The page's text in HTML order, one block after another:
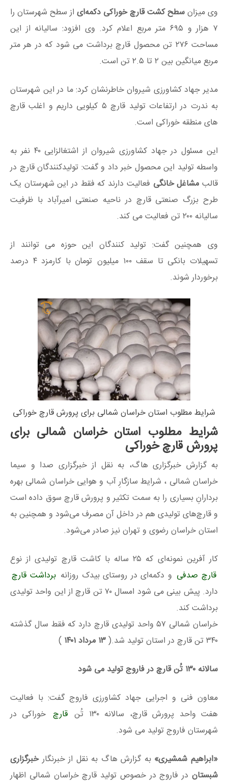
وی میزانسطح کشت قارچ خوراکی دکمه‌ای از سطح شهرستان را
۷ هزار و ۶۹۵ متر مربع اعلام کرد. وی افزود: سالیانه از این
مساحت ۲۷۶ تن محصول قارچ برداشت می شود که در هر متر
مربع میانگین بین ۲ تا ۲.۵ تن است.
مدیر جهاد کشاورزی شیروان خاطرنشان کرد: ما در این شهرستان
به ندرت در ارتفاعات تولید قارچ ۵ کیلویی داریم و اغلب قارچ
های منطقه خوراکی است.
این مسئول در جهاد کشاورزی شیروان از اشتغالزایی ۴۰ نفر به
واسطه تولید این محصول خبر داد و گفت: تولیدکنندگان قارچ در
قالبمشاغل خانگی فعالیت دارند که فقط در این شهرستان یک
طرح بزرگ صنعتی قارچ در ناحیه صنعتی امیرآباد با ظرفیت
سالیانه ۲۰۰ تن فعالیت می کند.
وی همچنین گفت: تولید کنندگان این حوزه می توانند از
تسهیلات بانکی تا سقف ۱۰۰ میلیون تومان با کارمزد ۴ درصد
برخوردار شوند.
شرایط مطلوب استان خراسان شمالی برای پرورش قارچ خوراکی
شرایط مطلوب استان خراسان شمالی برای
پرورش قارچ خوراکی
به گزارش خبرگزاری هاگ، به نقل از خبرگزاری صدا و سیما
خراسان شمالی ، شرایط سازگارِ آب و هوایی خراسان شمالی بهره
بردارانِ بسیاری را به سمت تکثیر و پرورش قارچ سوق داده است
و قارچ‌های تولیدی هم در داخل آن مصرف می‌شود و همچنین به
استان خراسان رضوی و تهران نیز صادر می‌شود.
کار آفرین نمونه‌ای که ۲۵ ساله با کاشت قارچ تولیدی از نوع
قارچ صدفی و دکمه‌ای در روستای بیدک روزانه برداشت قارچ
دارد. پیش بینی می شود امسال ۷۰ تن قارچ از این واحد تولیدی
برداشت کند.
خراسان شمالی ۵۷ واحد تولیدی قارچ دارد که فقط سال گذشته
۳۴۰ تن قارچ در استان تولید شد.(
۱۳ مرداد ۱۴۰۱ )
سالانه ۱۳۰ تُن قارچ در فاروج تولید می شود
معاون فنی و اجرایی جهاد کشاورزی فاروج گفت: با فعالیت
هفت واحد پرورش قارچ، سالانه ۱۳۰ تُن
قارچ خوراکی در
شهرستان فاروج تولید می شود.
«ابراهیم شمشیری»به گزارش هاگ به نقل از خبرنگارخبرگزاری
شبستان در فاروج در خصوص تولید قارچ خراسان شمالی اظهار